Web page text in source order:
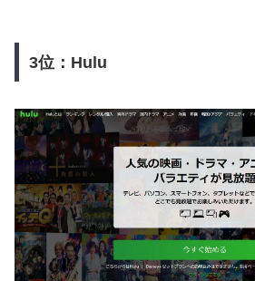
3位：Hulu